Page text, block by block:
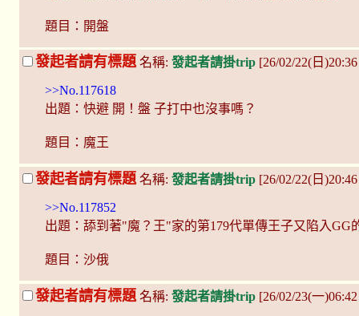
題目：開盤
發起者請有標題 名稱: 發起者請掛trip [26/02/22(日
>>No.117618
出題：快避 開！盤 子打中也沒事嗎？
題目：魔王
發起者請有標題 名稱: 發起者請掛trip [26/02/22(日
>>No.117852
出題：舔到著"魔？王"家的第179代單傳王子又陷入GG
題目：沙俄
發起者請有標題 名稱: 發起者請掛trip [26/02/23(一